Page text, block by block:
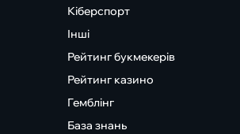
Кіберспорт
Інші
Рейтинг букмекерів
Рейтинг казино
Гемблінг
База знань